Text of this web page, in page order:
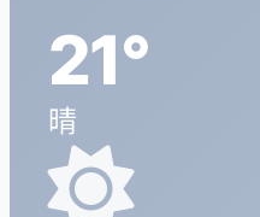
21°
晴